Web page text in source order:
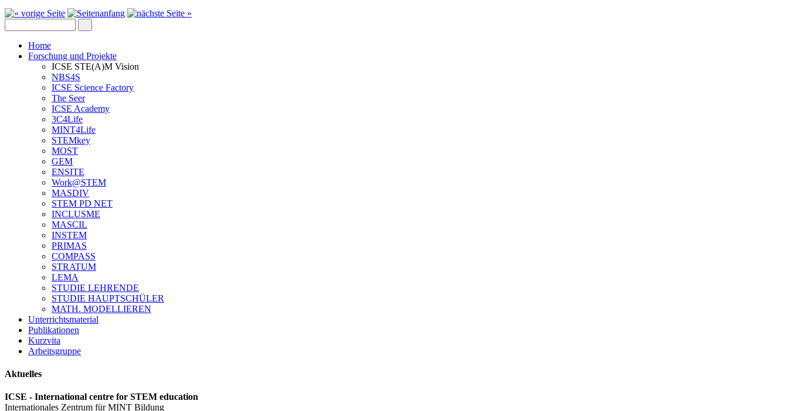
Home
Forschung und Projekte
ICSE STE(A)M Vision
NBS4S
ICSE Science Factory
The Seer
ICSE Academy
3C4Life
MINT4Life
STEMkey
MOST
GEM
ENSITE
Work@STEM
MASDIV
STEM PD NET
INCLUSME
MASCIL
INSTEM
PRIMAS
COMPASS
STRATUM
LEMA
STUDIE LEHRENDE
STUDIE HAUPTSCHÜLER
MATH. MODELLIEREN
Unterrichtsmaterial
Publikationen
Kurzvita
Arbeitsgruppe
Aktuelles
ICSE - International centre for STEM education
Internationales Zentrum für MINT Bildung